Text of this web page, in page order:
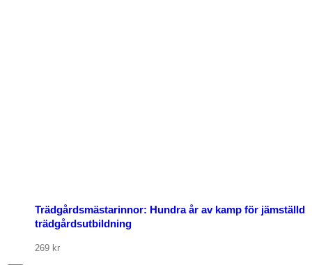
Trädgårdsmästarinnor: Hundra år av kamp för jämställd
trädgårdsutbildning
269 kr